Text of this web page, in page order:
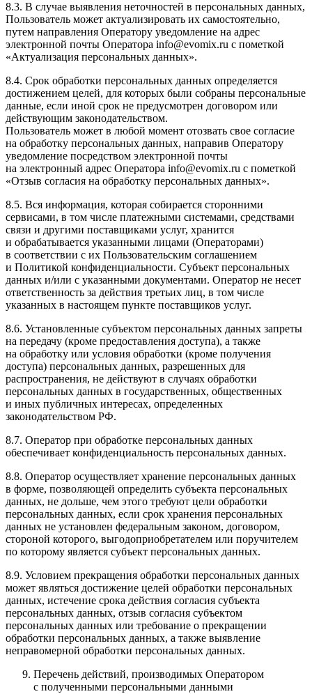
8.3. В случае выявления неточностей в персональных данных,
Пользователь может актуализировать их самостоятельно,
путем направления Оператору уведомление на адрес
электронной почты Оператора info@evomix.ru с пометкой
«Актуализация персональных данных».
8.4. Срок обработки персональных данных определяется
достижением целей, для которых были собраны персональные
данные, если иной срок не предусмотрен договором или
действующим законодательством.
Пользователь может в любой момент отозвать свое согласие
на обработку персональных данных, направив Оператору
уведомление посредством электронной почты
на электронный адрес Оператора info@evomix.ru с пометкой
«Отзыв согласия на обработку персональных данных».
8.5. Вся информация, которая собирается сторонними
сервисами, в том числе платежными системами, средствами
связи и другими поставщиками услуг, хранится
и обрабатывается указанными лицами (Операторами)
в соответствии с их Пользовательским соглашением
и Политикой конфиденциальности. Субъект персональных
данных и/или с указанными документами. Оператор не несет
ответственность за действия третьих лиц, в том числе
указанных в настоящем пункте поставщиков услуг.
8.6. Установленные субъектом персональных данных запреты
на передачу (кроме предоставления доступа), а также
на обработку или условия обработки (кроме получения
доступа) персональных данных, разрешенных для
распространения, не действуют в случаях обработки
персональных данных в государственных, общественных
и иных публичных интересах, определенных
законодательством РФ.
8.7. Оператор при обработке персональных данных
обеспечивает конфиденциальность персональных данных.
8.8. Оператор осуществляет хранение персональных данных
в форме, позволяющей определить субъекта персональных
данных, не дольше, чем этого требуют цели обработки
персональных данных, если срок хранения персональных
данных не установлен федеральным законом, договором,
стороной которого, выгодоприобретателем или поручителем
по которому является субъект персональных данных.
8.9. Условием прекращения обработки персональных данных
может являться достижение целей обработки персональных
данных, истечение срока действия согласия субъекта
персональных данных, отзыв согласия субъектом
персональных данных или требование о прекращении
обработки персональных данных, а также выявление
неправомерной обработки персональных данных.
Перечень действий, производимых Оператором
с полученными персональными данными